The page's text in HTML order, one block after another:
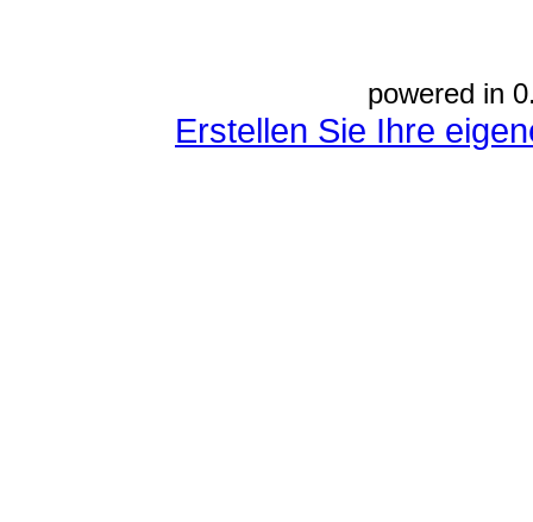
powered in
Erstellen Sie Ihre